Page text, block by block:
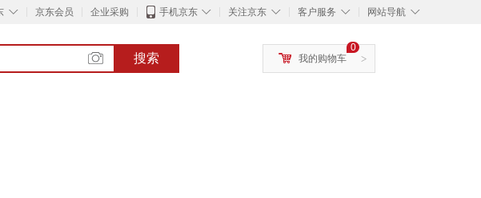
◇ 京东会员 企业采购 ◇
手机京东 ◇
关注京东 ◇
客户服务 ◇
网站导航
搜索 >
0
我的购物车